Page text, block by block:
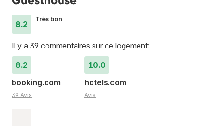
8.2
Très bon
Il y a 39 commentaires sur ce logement:
8.2
booking.com
39 Avis
10.0
hotels.com
Avis